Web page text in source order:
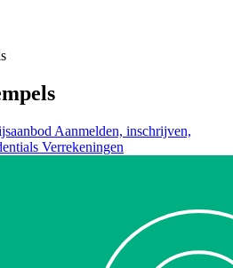
Aanmelden, inschrijven,
Verrekeningen